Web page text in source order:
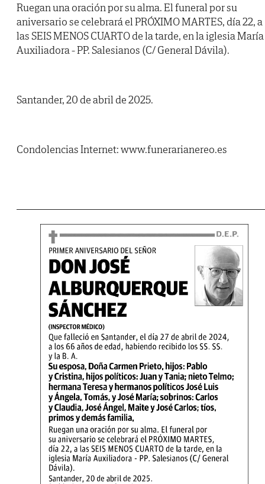
Ruegan una oración por su alma. El funeral por su
aniversario se celebrará el PRÓXIMO MARTES, día 22, a
las SEIS MENOS CUARTO de la tarde, en la iglesia María
Auxiliadora - PP. Salesianos (C/ General Dávila).
Santander, 20 de abril de 2025.
Condolencias Internet: www.funerarianereo.es